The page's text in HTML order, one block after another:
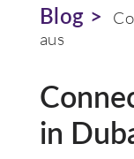
Blog >
aus
in